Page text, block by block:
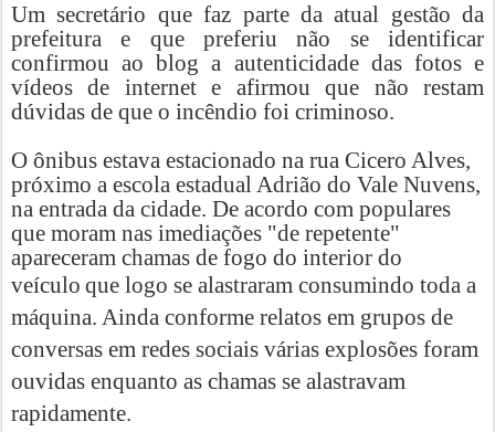
Um secretário que faz parte da atual gestão da
prefeitura e que preferiu não se identificar
confirmou ao blog a autenticidade das fotos e
vídeos de internet e afirmou que não restam
dúvidas de que o incêndio foi criminoso.
O ônibus estava estacionado na rua Cicero Alves,
próximo a escola estadual Adrião do Vale Nuvens,
na entrada da cidade. De acordo com populares
que moram nas imediações "de repetente"
apareceram chamas de fogo do interior do
veículo que logo se alastraram consumindo toda a
máquina. Ainda conforme relatos em grupos de
conversas em redes sociais várias explosões foram
ouvidas enquanto as chamas se alastravam
rapidamente.